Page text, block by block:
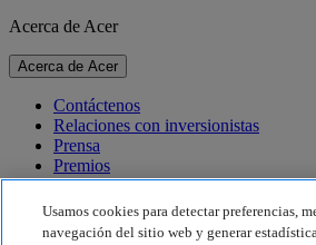
Acerca de Acer
Acerca de Acer
Contáctenos
Relaciones con inversionistas
Prensa
Premios
Eventos
Sostenibilidad
Usamos cookies para detectar preferencias,
navegación del sitio web y generar